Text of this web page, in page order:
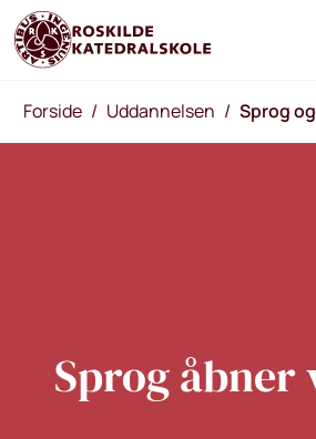
Forside / Uddannelsen / Sprog
Sprog åbner